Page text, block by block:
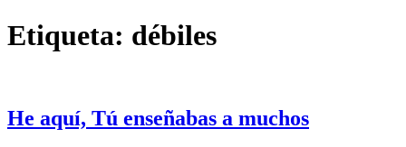
Etiqueta: débiles
He aquí, Tú enseñabas a muchos